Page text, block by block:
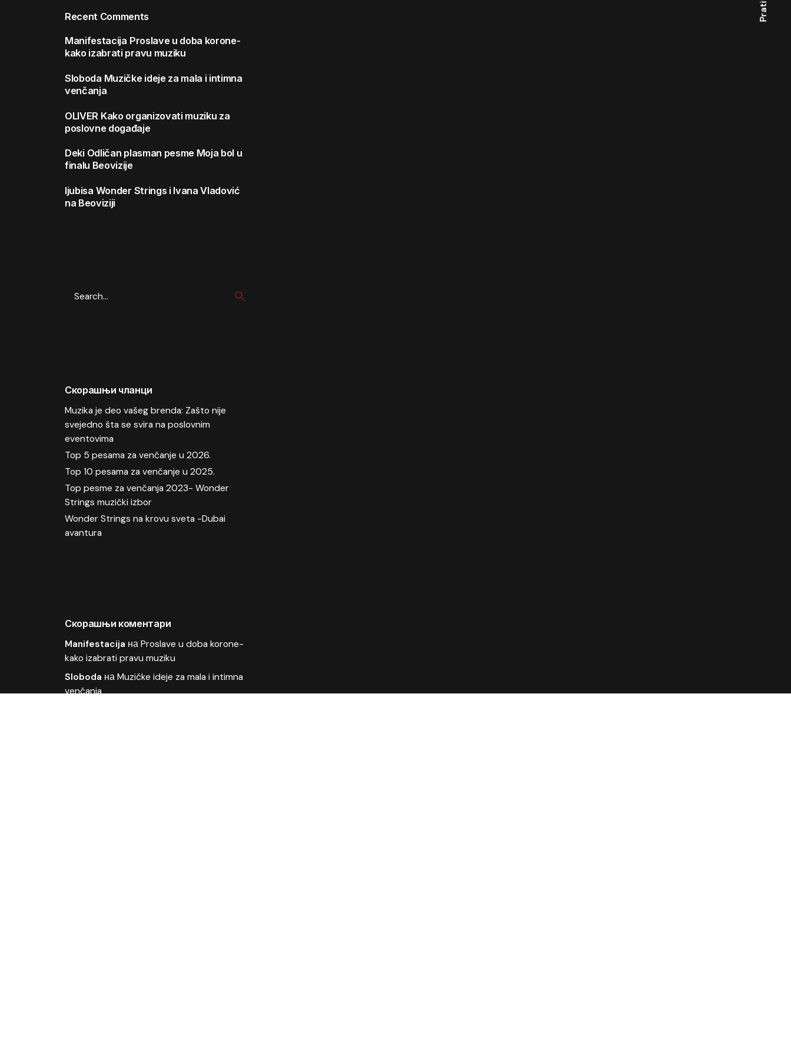
Recent Comments
Manifestacija Proslave u doba korone-
kako izabrati pravu muziku
Sloboda Muzičke ideje za mala i intimna
venčanja
OLIVER Kako organizovati muziku za
poslovne događaje
Deki Odličan plasman pesme Moja bol u
finalu Beovizije
ljubisa Wonder Strings i Ivana Vladović
na Beoviziji
for
Скорашњи чланци
Muzika je deo vašeg brenda: Zašto nije
svejedno šta se svira na poslovnim
eventovima
Top 5 pesama za venčanje u 2026.
Top 10 pesama za venčanje u 2025.
Top pesme za venčanja 2023- Wonder
Strings muzički izbor
Wonder Strings na krovu sveta -Dubai
avantura
Скорашњи коментари
Manifestacija наProslave u doba korone-
kako izabrati pravu muziku
Sloboda наMuzičke ideje za mala i intimna
venčanja